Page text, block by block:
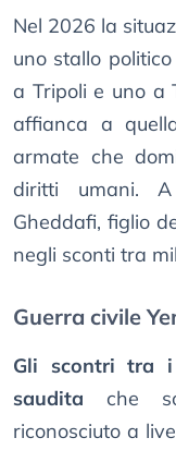
Nel 2026 la
uno stallo
a Tripoli e uno a
affianca a
armate che
diritti umani.
Gheddafi, figlio
negli sconti tra
Guerra civile
Gli scontri tra
saudita che
riconosciuto a